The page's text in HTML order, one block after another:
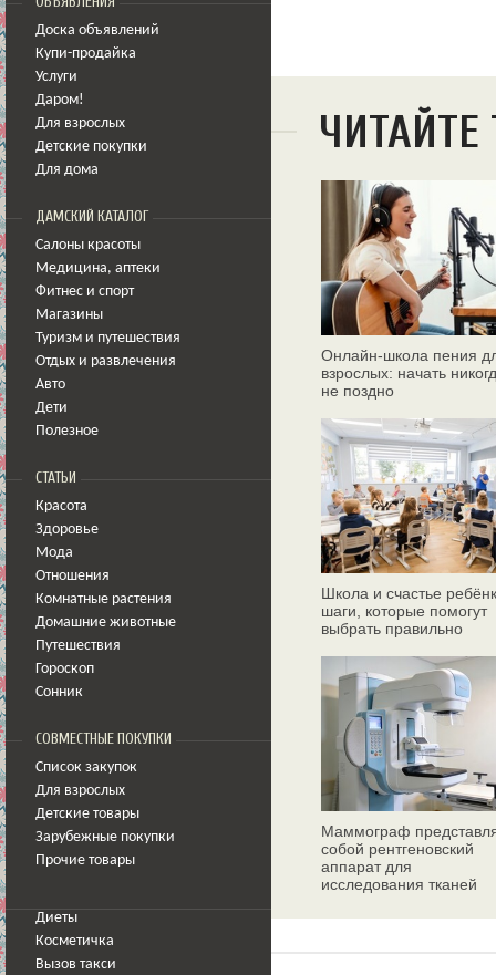
Доска объявлений
Купи-продайка
Услуги
Даром!
Для взрослых
Детские покупки
Для дома
ДАМСКИЙ КАТАЛОГ
Салоны красоты
Медицина, аптеки
Фитнес и спорт
Магазины
Туризм и путешествия
Отдых и развлечения
Авто
Дети
Полезное
СТАТЬИ
Красота
Здоровье
Мода
Отношения
Комнатные растения
Домашние животные
Путешествия
Гороскоп
Сонник
СОВМЕСТНЫЕ ПОКУПКИ
Список закупок
Для взрослых
Детские товары
Зарубежные покупки
Прочие товары
Диеты
Косметичка
Вызов такси
Онлайн‑школа пения
взрослых: начать
не поздно
Школа и счастье
шаги, которые помогут
выбрать правильно
Маммограф
собой рентгеновский
аппарат для
исследования тканей